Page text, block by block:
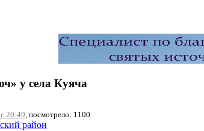
у села Куяча
20:49, посмотрело: 1100
район